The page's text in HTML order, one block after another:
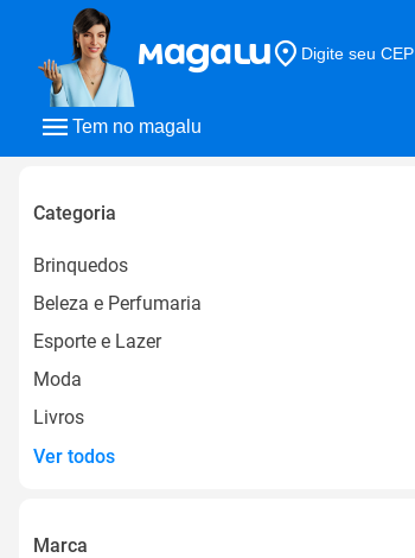
Tem no magalu
Digite seu CEP
Categoria
Brinquedos
Beleza e Perfumaria
Esporte e Lazer
Moda
Livros
Ver todos
Marca